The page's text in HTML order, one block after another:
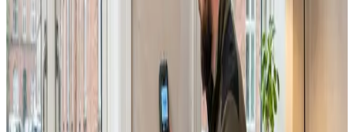
Alle ventilationsmærker